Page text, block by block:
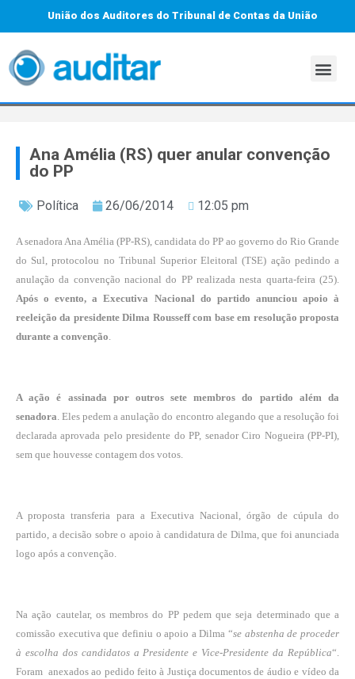
União dos Auditores do Tribunal de Contas da União
Ana Amélia (RS) quer anular convenção
do PP
Política 26/06/2014 12:05 pm
A senadora Ana Amélia (PP-RS), candidata do PP ao governo do Rio Grande
do Sul, protocolou no Tribunal Superior Eleitoral (TSE) ação pedindo a
anulação da convenção nacional do PP realizada nesta quarta-feira (25).
Após o evento, a Executiva Nacional do partido anunciou apoio à
reeleição da presidente Dilma Rousseff com base em resolução proposta
durante a convenção.
A ação é assinada por outros sete membros do partido além da
senadora. Eles pedem a anulação do encontro alegando que a resolução foi
declarada aprovada pelo presidente do PP, senador Ciro Nogueira (PP-PI),
sem que houvesse contagem dos votos.
A proposta transferia para a Executiva Nacional, órgão de cúpula do
partido, a decisão sobre o apoio à candidatura de Dilma, que foi anunciada
logo após a convenção.
Na ação cautelar, os membros do PP pedem que seja determinado que a
comissão executiva que definiu o apoio a Dilma “se abstenha de proceder
à escolha dos candidatos a Presidente e Vice-Presidente da República“.
Foram anexados ao pedido feito à Justiça documentos de áudio e vídeo da